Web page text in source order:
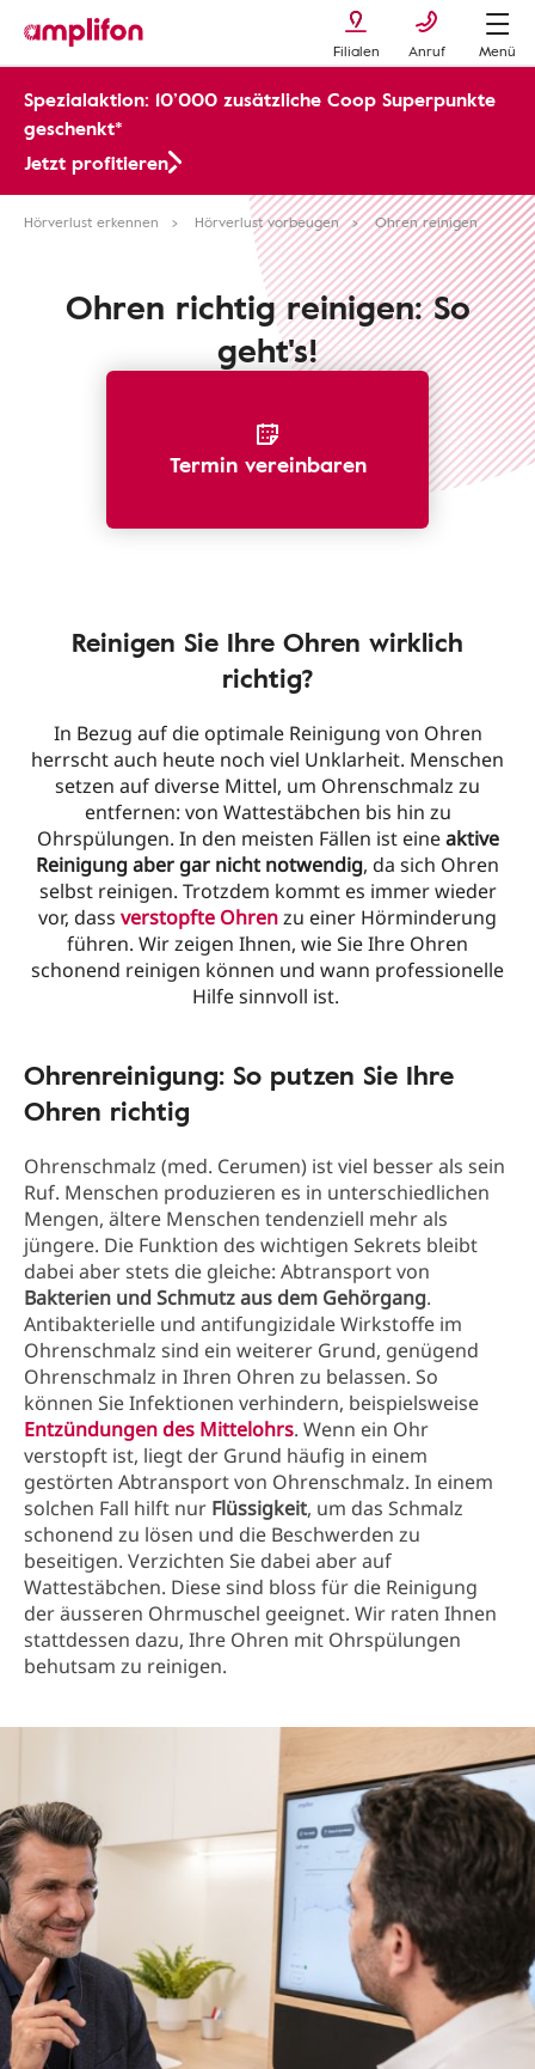
Filialen Anruf Menü
Spezialaktion: 10’000 zusätzliche Coop Superpunkte
geschenkt*
Jetzt profitieren
Hörverlust erkennen Hörverlust vorbeugen Ohren reinigen
Ohren richtig reinigen: So
geht's!
Termin vereinbaren
Reinigen Sie Ihre Ohren wirklich
richtig?
In Bezug auf die optimale Reinigung von Ohren
herrscht auch heute noch viel Unklarheit. Menschen
setzen auf diverse Mittel, um Ohrenschmalz zu
entfernen: von Wattestäbchen bis hin zu
Ohrspülungen. In den meisten Fällen ist eineaktive
Reinigung aber gar nicht notwendig, da sich Ohren
selbst reinigen. Trotzdem kommt es immer wieder
vor, dass verstopfte Ohrenzu einer Hörminderung
führen. Wir zeigen Ihnen, wie Sie Ihre Ohren
schonend reinigen können und wann professionelle
Hilfe sinnvoll ist.
Ohrenreinigung: So putzen Sie Ihre
Ohren richtig
Ohrenschmalz (med. Cerumen) ist viel besser als sein
Ruf. Menschen produzieren es in unterschiedlichen
Mengen, ältere Menschen tendenziell mehr als
jüngere. Die Funktion des wichtigen Sekrets bleibt
dabei aber stets die gleiche: Abtransport von
Bakterien und Schmutz aus dem Gehörgang.
Antibakterielle und antifungizidale Wirkstoffe im
Ohrenschmalz sind ein weiterer Grund, genügend
Ohrenschmalz in Ihren Ohren zu belassen. So
können Sie Infektionen verhindern, beispielsweise
Entzündungen des Mittelohrs. Wenn ein Ohr
verstopft ist, liegt der Grund häufig in einem
gestörten Abtransport von Ohrenschmalz. In einem
solchen Fall hilft nur Flüssigkeit, um das Schmalz
schonend zu lösen und die Beschwerden zu
beseitigen. Verzichten Sie dabei aber auf
Wattestäbchen. Diese sind bloss für die Reinigung
der äusseren Ohrmuschel geeignet. Wir raten Ihnen
stattdessen dazu, Ihre Ohren mit Ohrspülungen
behutsam zu reinigen.